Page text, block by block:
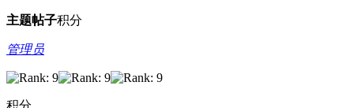
主题帖子积分
管理员
积分